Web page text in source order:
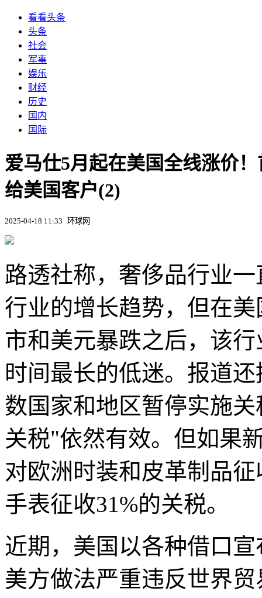
看看头条
头条
社会
军事
娱乐
财经
历史
国内
国际
爱马仕5月起在美国全线涨价
给美国客户(2)
2025-04-18 11:33 环球网
路透社称，奢侈品行业
行业的增长趋势，但在
市和美元暴跌之后，该
时间最长的低迷。报道
数国家和地区暂停实施
关税"依然有效。但如果
对欧洲时装和皮革制品
手表征收31%的关税。
近期，美国以各种借口
美方做法严重违反世界